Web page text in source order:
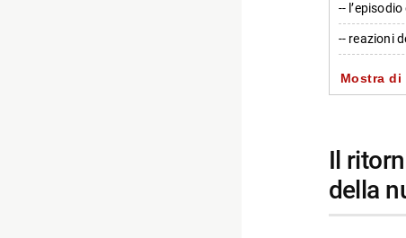
--
-- reazioni
-- ritorni e
-- le
-- Scopri
--
Mostra di
il ritorno di law & order: svu e le prime impressioni
della